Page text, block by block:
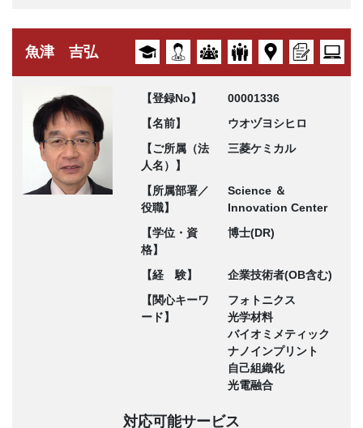
魚津 吉弘
【登録No】
00001336
【名前】
ウオヅヨシヒロ
【ご所属（法
人名）】
三菱ケミカル
【所属部署／
役職】
Science ＆
Innovation Center
【学位・資
格】
博士(DR)
【経 験】
企業技術者(OB含む)
【関心キーワ
ード】
フォトニクス
光学材料
バイオミメティック
ナノインプリント
自己組織化
光電融合
対応可能サービス